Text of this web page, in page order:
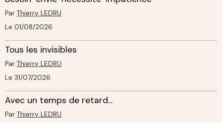
Par Thierry LEDRU
Le 01/08/2026
Tous les invisibles
Par Thierry LEDRU
Le 31/07/2026
Avec un temps de retard...
Par Thierry LEDRU